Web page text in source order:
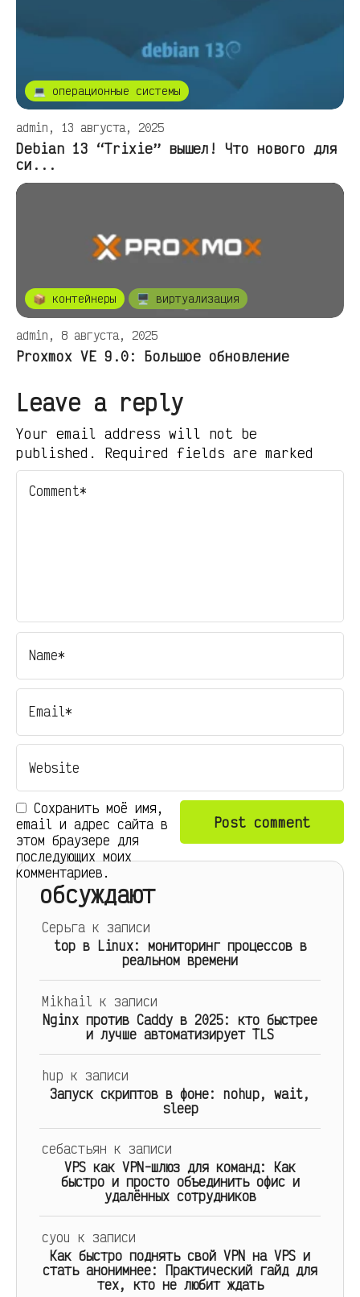
💻 операционные системы
admin, 13 августа, 2025
Debian 13 “Trixie” вышел! Что нового для
си...
📦 контейнеры 🖥️ виртуализация
admin, 8 августа, 2025
Proxmox VE 9.0: Большое обновление
Leave a reply
Your email address will not be
published. Required fields are marked
Сохранить моё имя,
email и адрес сайта в
этом браузере для
последующих моих
комментариев.
обсуждают
Серьгак записи
top в Linux: мониторинг процессов в
реальном времени
Mikhail к записи
Nginx против Caddy в 2025: кто быстрее
и лучше автоматизирует TLS
hup к записи
Запуск скриптов в фоне: nohup, wait,
sleep
себастьян к записи
VPS как VPN-шлюз для команд: Как
быстро и просто объединить офис и
удалённых сотрудников
cyou к записи
Как быстро поднять свой VPN на VPS и
стать анонимнее: Практический гайд для
тех, кто не любит ждать